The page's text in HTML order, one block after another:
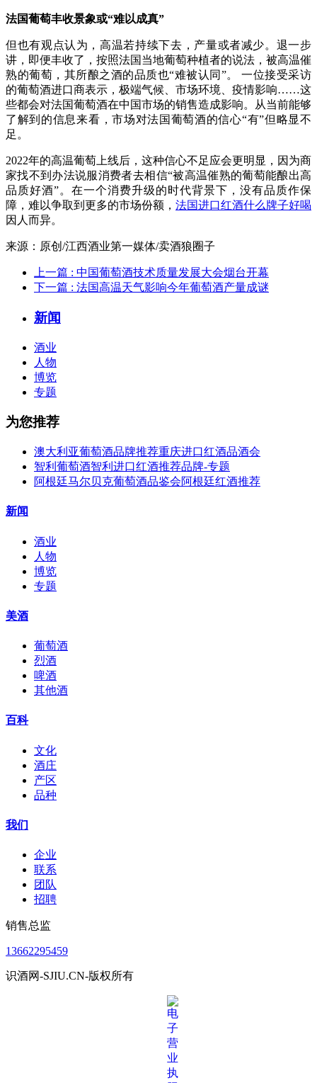
法国葡萄丰收景象或“难以成真”
但也有观点认为，高温若持续下去，产量或者减少。退一步
讲，即便丰收了，按照法国当地葡萄种植者的说法，被高温催
熟的葡萄，其所酿之酒的品质也“难被认同”。 一位接受采访
的葡萄酒进口商表示，极端气候、市场环境、疫情影响……这
些都会对法国葡萄酒在中国市场的销售造成影响。从当前能够
了解到的信息来看，市场对法国葡萄酒的信心“有”但略显不
足。
2022年的高温葡萄上线后，这种信心不足应会更明显，因为商
家找不到办法说服消费者去相信“被高温催熟的葡萄能酿出高
品质好酒”。在一个消费升级的时代背景下，没有品质作保
障，难以争取到更多的市场份额， 法国进口红酒什么牌子好喝
因人而异。
来源：原创/江西酒业第一媒体/卖酒狼圈子
上一篇 : 中国葡萄酒技术质量发展大会烟台开幕
下一篇 : 法国高温天气影响今年葡萄酒产量成谜
新闻
酒业
人物
博览
专题
为您推荐
澳大利亚葡萄酒品牌推荐重庆进口红酒品酒会
智利葡萄酒智利进口红酒推荐品牌-专题
阿根廷马尔贝克葡萄酒品鉴会阿根廷红酒推荐
新闻
酒业
人物
博览
专题
美酒
葡萄酒
烈酒
啤酒
其他酒
百科
文化
酒庄
产区
品种
我们
企业
联系
团队
招聘
销售总监
13662295459
识酒网-SJIU.CN-版权所有